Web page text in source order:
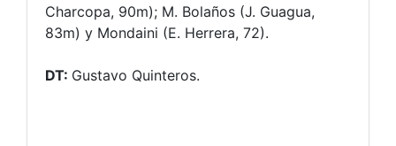
Charcopa, 90m); M. Bolaños (J. Guagua,
83m) y Mondaini (E. Herrera, 72).
DT: Gustavo Quinteros.